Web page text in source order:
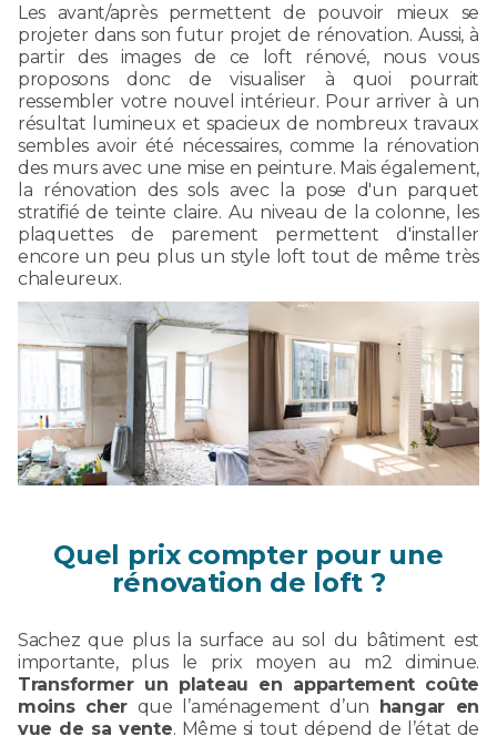
Les avant/après permettent de pouvoir mieux se
projeter dans son futur projet de rénovation. Aussi, à
partir des images de ce loft rénové, nous vous
proposons donc de visualiser à quoi pourrait
ressembler votre nouvel intérieur. Pour arriver à un
résultat lumineux et spacieux de nombreux travaux
sembles avoir été nécessaires, comme la rénovation
des murs avec une mise en peinture. Mais également,
la rénovation des sols avec la pose d'un parquet
stratifié de teinte claire. Au niveau de la colonne, les
plaquettes de parement permettent d'installer
encore un peu plus un style loft tout de même très
chaleureux.
Quel prix compter pour une
rénovation de loft ?
Sachez que plus la surface au sol du bâtiment est
importante, plus le prix moyen au m2 diminue.
Transformer un plateau en appartement coûte
moins cherque l’aménagement d’un hangar en
vue de sa vente. Même si tout dépend de l’état de